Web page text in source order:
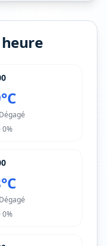
0%
0%